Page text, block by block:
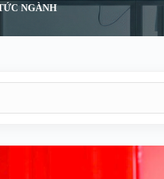
NGÀNH